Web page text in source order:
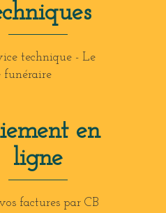
technique - Le
funéraire
en
ligne
factures par CB